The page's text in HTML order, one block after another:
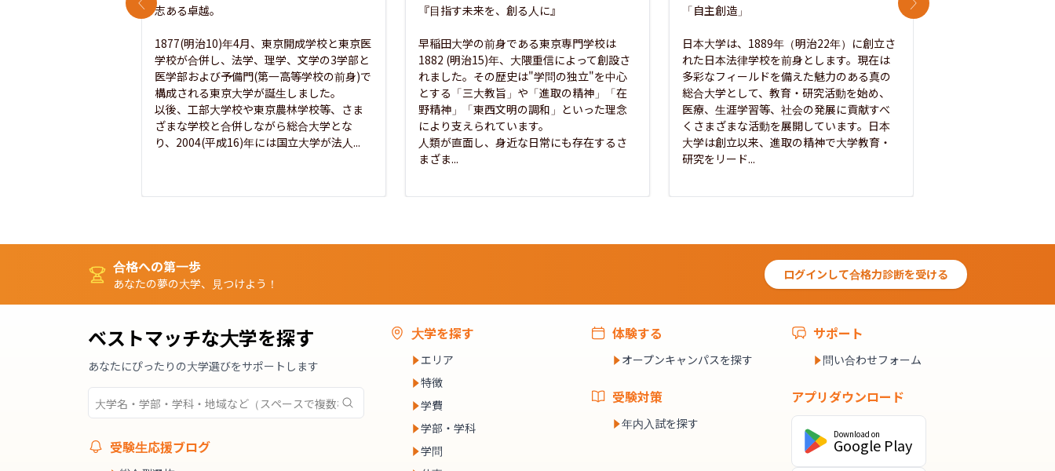
志ある卓越。
1877(明治10)年4月、東京開成学校と東京医
学校が合併し、法学、理学、文学の3学部と
医学部および予備門(第一高等学校の前身)で
構成される東京大学が誕生しました。
以後、工部大学校や東京農林学校等、さま
ざまな学校と合併しながら総合大学とな
り、2004(平成16)年には国立大学が法人...
『目指す未来を、創る人に』
早稲田大学の前身である東京専門学校は
1882 (明治15)年、大隈重信によって創設さ
れました。その歴史は"学問の独立"を中心
とする「三大教旨」や「進取の精神」「在
野精神」「東西文明の調和」といった理念
により支えられています。
人類が直面し、身近な日常にも存在するさ
まざま...
「自主創造」
日本大学は、1889年（明治22年）に創立さ
れた日本法律学校を前身とします。現在は
多彩なフィールドを備えた魅力のある真の
総合大学として、教育・研究活動を始め、
医療、生涯学習等、社会の発展に貢献すべ
くさまざまな活動を展開しています。日本
大学は創立以来、進取の精神で大学教育・
研究をリード...
前のスライド 次のスライド
合格への第一歩
あなたの夢の大学、見つけよう！
ログインして合格力診断を受ける
ベストマッチな大学を探す
あなたにぴったりの大学選びをサポートします
受験生応援ブログ
大学を探す
エリア
特徴
学費
学部・学科
学問
体験する
オープンキャンパスを探す
受験対策
年内入試を探す
サポート
問い合わせフォーム
アプリダウンロード
Download on
Google Play